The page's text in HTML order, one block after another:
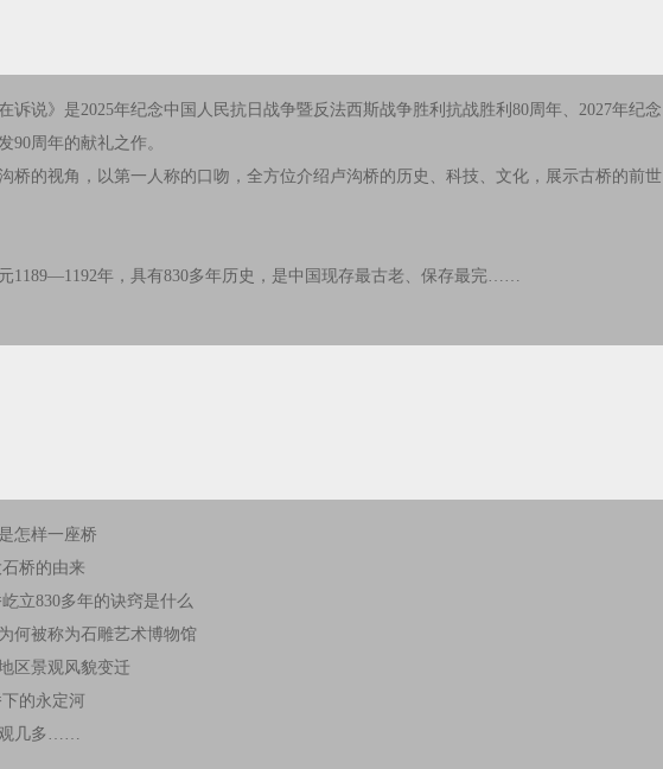
诉说》是2025年纪念中国人民抗日战争暨反法西斯战争胜利抗战胜利80周年、2027年纪念
90周年的献礼之作。
桥的视角，以第一人称的口吻，全方位介绍卢沟桥的历史、科技、文化，展示古桥的前世
1189—1192年，具有830多年历史，是中国现存最古老、保存最完……
怎样一座桥
桥的由来
立830多年的诀窍是什么
何被称为石雕艺术博物馆
区景观风貌变迁
的永定河
观几多……